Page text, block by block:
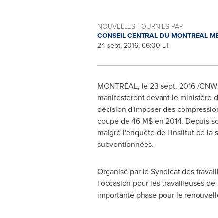
NOUVELLES FOURNIES PAR
CONSEIL CENTRAL DU MONTREAL
24 sept, 2016, 06:00 ET
MONTRÉAL, le23 sept. 2016/CNW
manifesteront devant le ministère
décision d'imposer des
coupe de 46 M$ en 2014. Depuis
malgré l'enquête de l'Institut de la
subventionnées.
Organisé par le Syndicat des
l'occasion pour les travailleuses
importante phase pour le